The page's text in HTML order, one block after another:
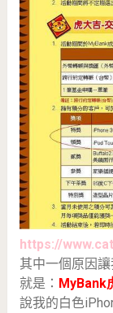
https://
其中一個原因
就是： MyBank
說我的白色